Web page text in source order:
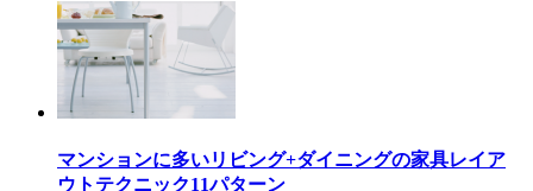
マンションに多いリビング+ダイニングの家具レイア
ウトテクニック11パターン